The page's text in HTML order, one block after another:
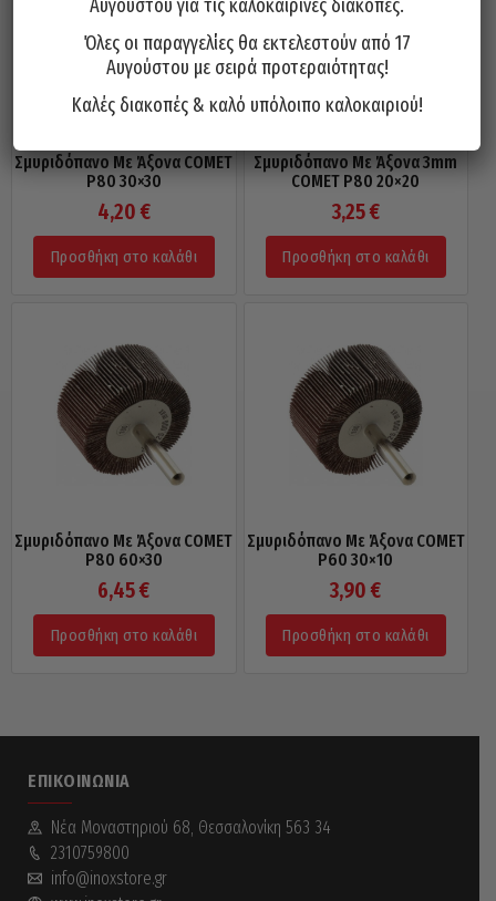
Σμυριδόπανο Με Άξονα COMET
P80 30×30
4,20 €
Προσθήκη στο καλάθι
Σμυριδόπανο Με Άξονα 3mm
COMET P80 20×20
3,25€
Προσθήκη στο καλάθι
Σμυριδόπανο Με Άξονα COMET
P80 60×30
6,45€
Προσθήκη στο καλάθι
Σμυριδόπανο Με Άξονα COMET
P60 30×10
3,90€
Προσθήκη στο καλάθι
ΕΠΙΚΟΙΝΩΝΊΑ
Νέα Mοναστηριού 68, Θεσσαλονίκη 563 34
2310759800
info@inoxstore.gr
Αυγούστου για τις καλοκαιρινές διακοπές.
Όλες οι παραγγελίες θα εκτελεστούν από 17
Αυγούστου με σειρά προτεραιότητας!
Καλές διακοπές & καλό υπόλοιπο καλοκαιριού!